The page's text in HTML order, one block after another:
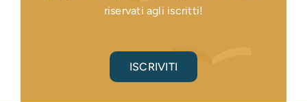
riservati agli iscritti!
ISCRIVITI